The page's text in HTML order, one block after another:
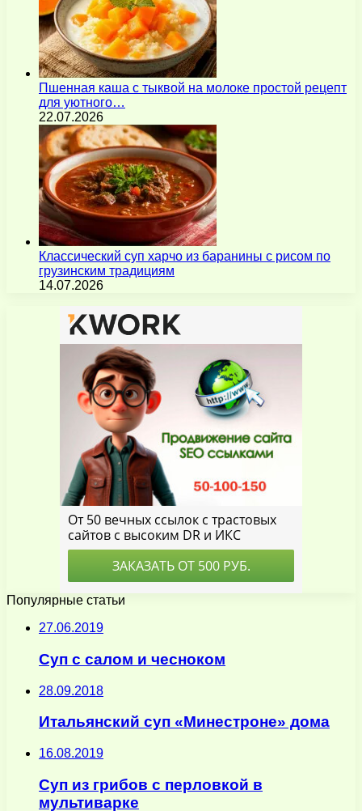
Пшенная каша с тыквой на молоке простой рецепт
для уютного…
22.07.2026
Классический суп харчо из баранины с рисом по
грузинским традициям
14.07.2026
Популярные статьи
27.06.2019
Суп с салом и чесноком
28.09.2018
Итальянский суп «Минестроне» дома
16.08.2019
Суп из грибов с перловкой в
мультиварке